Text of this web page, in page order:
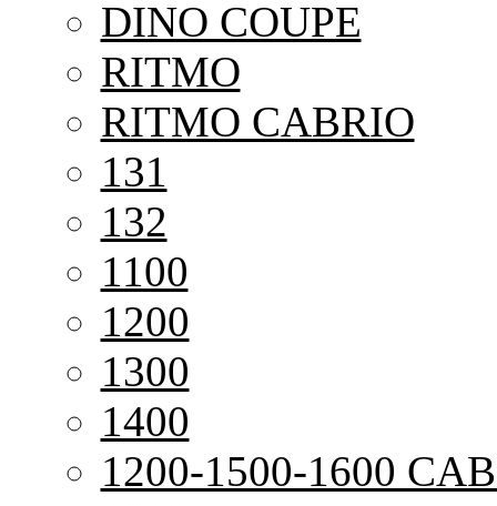
DINO COUPE
RITMO
RITMO CABRIO
131
132
1100
1200
1300
1400
1200-1500-1600